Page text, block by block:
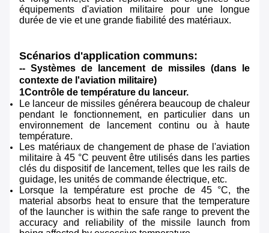
équipements d'aviation militaire pour une longue
durée de vie et une grande fiabilité des matériaux.
Scénarios d'application communs:
-- Systèmes de lancement de missiles (dans le
contexte de l'aviation militaire)
1Contrôle de température du lanceur.
Le lanceur de missiles générera beaucoup de chaleur
pendant le fonctionnement, en particulier dans un
environnement de lancement continu ou à haute
température.
Les matériaux de changement de phase de l'aviation
militaire à 45 °C peuvent être utilisés dans les parties
clés du dispositif de lancement, telles que les rails de
guidage, les unités de commande électrique, etc.
Lorsque la température est proche de 45 °C, the
material absorbs heat to ensure that the temperature
of the launcher is within the safe range to prevent the
accuracy and reliability of the missile launch from